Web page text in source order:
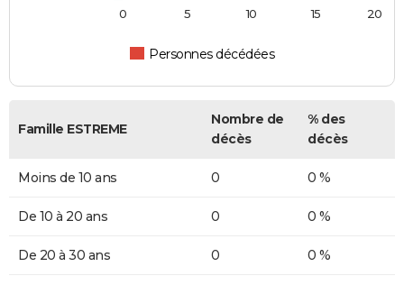
Personnes décédées
0 5 10 15 20
Famille ESTREME
Nombre de
décès
% des
décès
Moins de 10 ans 0 0 %
De 10 à 20 ans 0 0 %
De 20 à 30 ans 0 0 %